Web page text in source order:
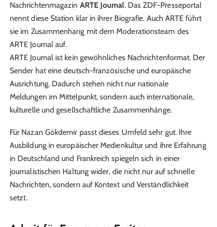
Nachrichtenmagazin ARTE Journal. Das ZDF-Presseportal
nennt diese Station klar in ihrer Biografie. Auch ARTE führt
sie im Zusammenhang mit dem Moderationsteam des
ARTE Journal auf.
ARTE Journal ist kein gewöhnliches Nachrichtenformat. Der
Sender hat eine deutsch-französische und europäische
Ausrichtung. Dadurch stehen nicht nur nationale
Meldungen im Mittelpunkt, sondern auch internationale,
kulturelle und gesellschaftliche Zusammenhänge.
Für Nazan Gökdemir passt dieses Umfeld sehr gut. Ihre
Ausbildung in europäischer Medienkultur und ihre Erfahrung
in Deutschland und Frankreich spiegeln sich in einer
journalistischen Haltung wider, die nicht nur auf schnelle
Nachrichten, sondern auf Kontext und Verständlichkeit
setzt.